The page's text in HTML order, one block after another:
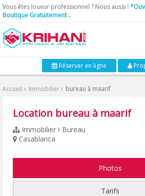
Vous êtes loueur professionnel ? Nous aussi !
Boutique Gratuitement ..
Réserver en ligne
Accueil Immobilier bureau à maarif
Location bureau à maarif
Immobilier Bureau
Casablanca
Photos
Tarifs